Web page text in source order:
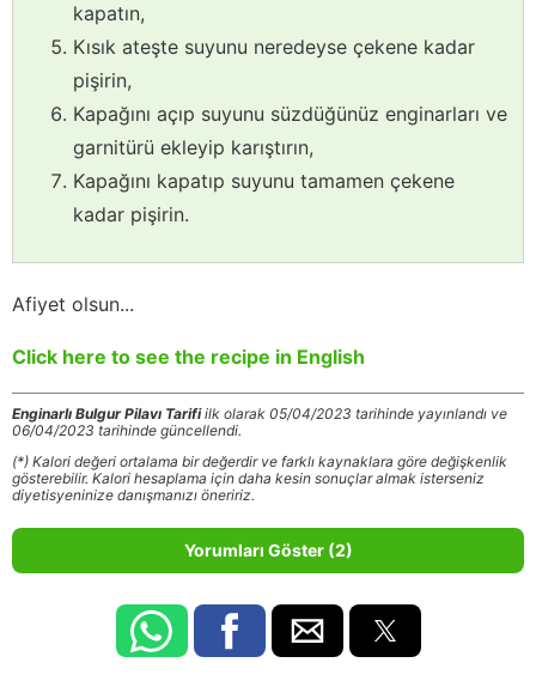
kapatın,
Kısık ateşte suyunu neredeyse çekene kadar
pişirin,
Kapağını açıp suyunu süzdüğünüz enginarları ve
garnitürü ekleyip karıştırın,
Kapağını kapatıp suyunu tamamen çekene
kadar pişirin.
Afiyet olsun...
Click here to see the recipe in English
Enginarlı Bulgur Pilavı Tarifiilk olarak 05/04/2023 tarihinde yayınlandı ve
06/04/2023 tarihinde güncellendi.
(*) Kalori değeri ortalama bir değerdir ve farklı kaynaklara göre değişkenlik
gösterebilir. Kalori hesaplama için daha kesin sonuçlar almak isterseniz
diyetisyeninize danışmanızı öneririz.
Yorumları Göster (2)